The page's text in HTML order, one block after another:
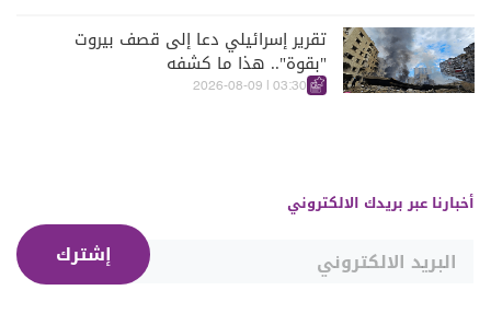
تقرير إسرائيلي دعا إلى قصف بيروت
"بقوة".. هذا ما كشفه
03:30 | 2026-08-09
أخبارنا عبر بريدك الالكتروني
إشترك